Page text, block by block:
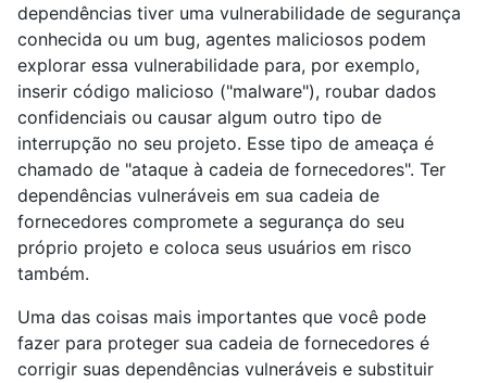
dependências tiver uma vulnerabilidade de segurança
conhecida ou um bug, agentes maliciosos podem
explorar essa vulnerabilidade para, por exemplo,
inserir código malicioso ("malware"), roubar dados
confidenciais ou causar algum outro tipo de
interrupção no seu projeto. Esse tipo de ameaça é
chamado de "ataque à cadeia de fornecedores". Ter
dependências vulneráveis ​​em sua cadeia de
fornecedores compromete a segurança do seu
próprio projeto e coloca seus usuários em risco
também.
Uma das coisas mais importantes que você pode
fazer para proteger sua cadeia de fornecedores é
corrigir suas dependências vulneráveis ​​e substituir